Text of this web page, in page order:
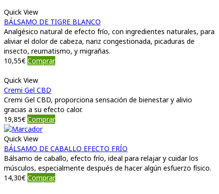
Quick View
BÁLSAMO DE TIGRE BLANCO
Analgésico natural de efecto frío, con ingredientes naturales, para
aliviar el dolor de cabeza, nariz congestionada, picaduras de
insecto, reumatismo, y migrañas.
10,55€ Comprar
Quick View
Cremi Gel CBD
Cremi Gel CBD, proporciona sensación de bienestar y alivio
gracias a su efecto calor.
19,85€ Comprar
Quick View
BÁLSAMO DE CABALLO EFECTO FRÍO
Bálsamo de caballo, efecto frío, ideal para relajar y cuidar los
músculos, especialmente después de hacer algún esfuerzo físico.
14,30€ Comprar